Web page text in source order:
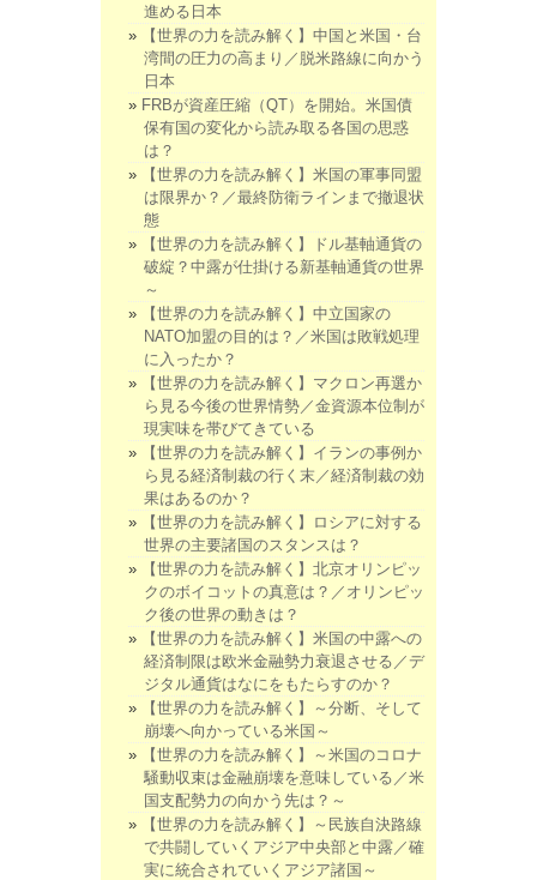
進める日本
【世界の力を読み解く】中国と米国・台
湾間の圧力の高まり／脱米路線に向かう
日本
FRBが資産圧縮（QT）を開始。米国債
保有国の変化から読み取る各国の思惑
は？
【世界の力を読み解く】米国の軍事同盟
は限界か？／最終防衛ラインまで撤退状
態
【世界の力を読み解く】ドル基軸通貨の
破綻？中露が仕掛ける新基軸通貨の世界
～
【世界の力を読み解く】中立国家の
NATO加盟の目的は？／米国は敗戦処理
に入ったか？
【世界の力を読み解く】マクロン再選か
ら見る今後の世界情勢／金資源本位制が
現実味を帯びてきている
【世界の力を読み解く】イランの事例か
ら見る経済制裁の行く末／経済制裁の効
果はあるのか？
【世界の力を読み解く】ロシアに対する
世界の主要諸国のスタンスは？
【世界の力を読み解く】北京オリンピッ
クのボイコットの真意は？／オリンピッ
ク後の世界の動きは？
【世界の力を読み解く】米国の中露への
経済制限は欧米金融勢力衰退させる／デ
ジタル通貨はなにをもたらすのか？
【世界の力を読み解く】～分断、そして
崩壊へ向かっている米国～
【世界の力を読み解く】～米国のコロナ
騒動収束は金融崩壊を意味している／米
国支配勢力の向かう先は？～
【世界の力を読み解く】～民族自決路線
で共闘していくアジア中央部と中露／確
実に統合されていくアジア諸国～